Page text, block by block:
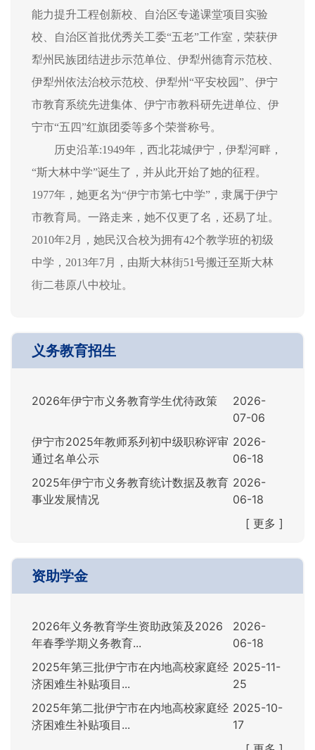
能力提升工程创新校、自治区专递课堂项目实验
校、自治区首批优秀关工委“五老”工作室，荣获伊
犁州民族团结进步示范单位、伊犁州德育示范校、
伊犁州依法治校示范校、伊犁州“平安校园”、伊宁
市教育系统先进集体、伊宁市教科研先进单位、伊
宁市“五四”红旗团委等多个荣誉称号。
历史沿革:1949年，西北花城伊宁，伊犁河畔，
“斯大林中学”诞生了，并从此开始了她的征程。
1977年，她更名为“伊宁市第七中学”，隶属于伊宁
市教育局。一路走来，她不仅更了名，还易了址。
2010年2月，她民汉合校为拥有42个教学班的初级
中学，2013年7月，由斯大林街51号搬迁至斯大林
街二巷原八中校址。
义务教育招生
2026年伊宁市义务教育学生优待政策
2026-
07-06
伊宁市2025年教师系列初中级职称评审
通过名单公示
2026-
06-18
2025年伊宁市义务教育统计数据及教育
事业发展情况
2026-
06-18
[ 更多 ]
资助学金
2026年义务教育学生资助政策及2026
年春季学期义务教育...
2026-
06-18
2025年第三批伊宁市在内地高校家庭经
济困难生补贴项目...
2025-11-
25
2025年第二批伊宁市在内地高校家庭经
济困难生补贴项目...
2025-10-
17